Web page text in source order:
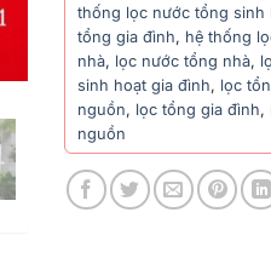
thống lọc nước tổng sinh
tổng gia đình, hệ thống
nhà, lọc nước tổng nhà,
sinh hoạt gia đình, lọc
nguồn, lọc tổng gia đình,
nguồn